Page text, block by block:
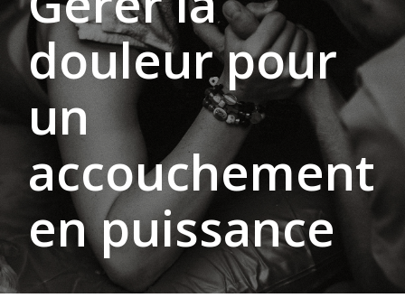
douleur pour
un
accouchement
en puissance